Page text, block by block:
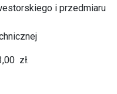
i przedmiaru
zł.